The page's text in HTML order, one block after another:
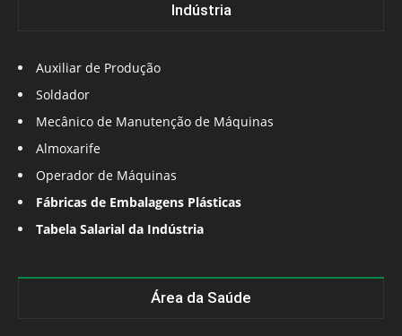
Indústria
Auxiliar de Produção
Soldador
Mecânico de Manutenção de Máquinas
Almoxarife
Operador de Máquinas
Fábricas de Embalagens Plásticas
Tabela Salarial da Indústria
Área da Saúde